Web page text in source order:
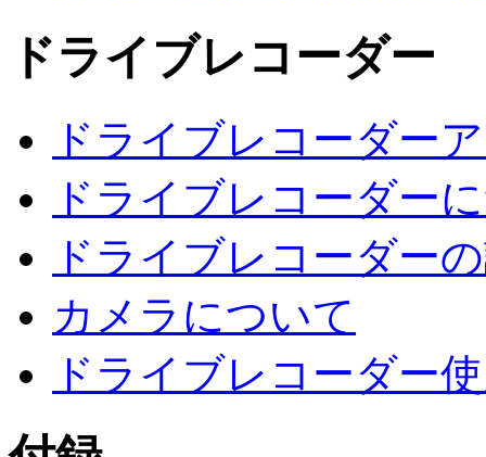
ドライブレコーダー
ドライブレコーダー
ドライブレコーダー
ドライブレコーダー
カメラについて
ドライブレコーダー